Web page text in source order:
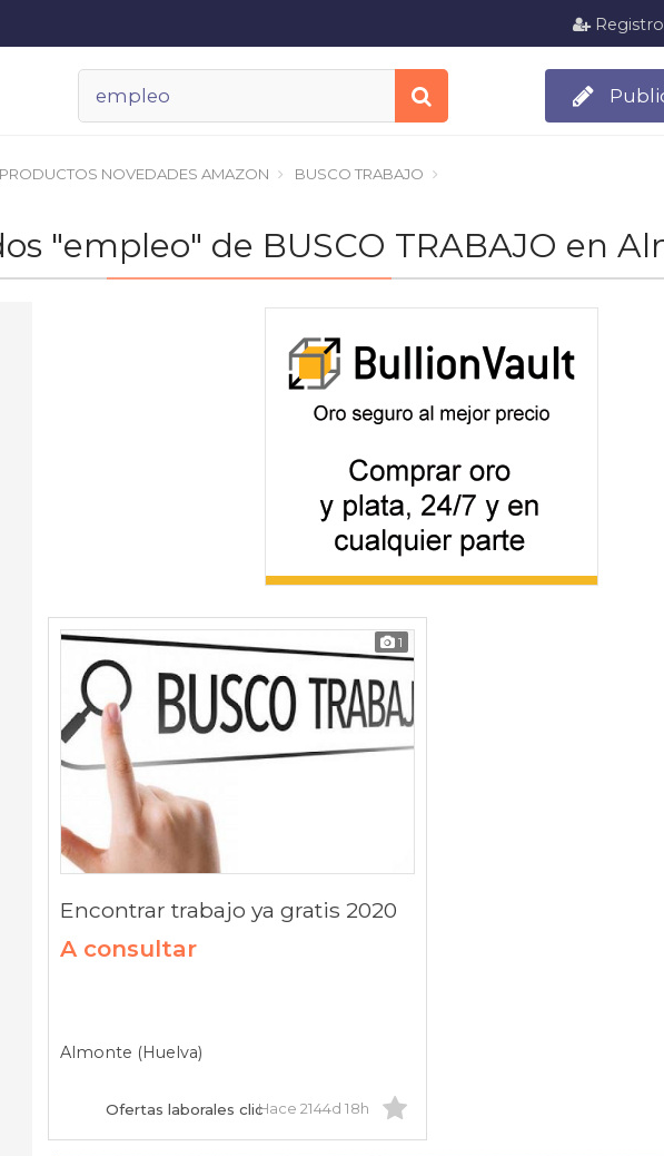
Registro
PRODUCTOS NOVEDADES AMAZON BUSCO TRABAJO
"empleo" de BUSCO TRABAJO en
1
Encontrar trabajo ya gratis 2020
A consultar
Ofertas laborales clic
Almonte (Huelva)
Hace 2144d 18h